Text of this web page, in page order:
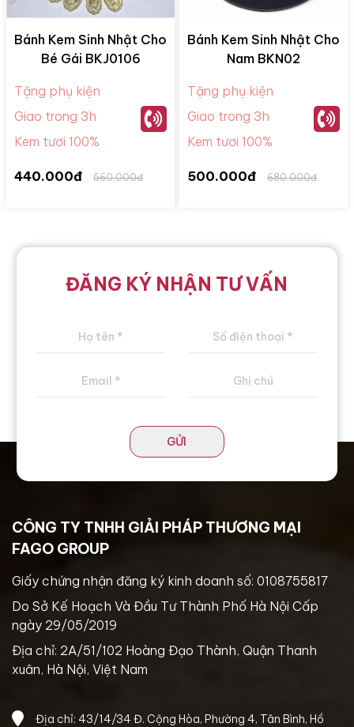
Bánh Kem Sinh Nhật Cho
Bé Gái BKJ0106
Tặng phụ kiện
Giao trong 3h
Kem tươi 100%
440.000đ 560.000đ
Bánh Kem Sinh Nhật Cho
Nam BKN02
Tặng phụ kiện
Giao trong 3h
Kem tươi 100%
500.000đ 680.000đ
ĐĂNG KÝ NHẬN TƯ VẤN
GỬI
CÔNG TY TNHH GIẢI PHÁP THƯƠNG MẠI
FAGO GROUP
Giấy chứng nhận đăng ký kinh doanh số: 0108755817
Do Sở Kế Hoạch Và Đầu Tư Thành Phố Hà Nội Cấp
ngày 29/05/2019
Địa chỉ: 2A/51/102 Hoàng Đạo Thành, Quận Thanh
xuân, Hà Nội, Việt Nam
Địa chỉ: 43/14/34 Đ. Cộng Hòa, Phường 4, Tân Bình, Hồ